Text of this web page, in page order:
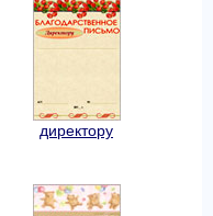
директору